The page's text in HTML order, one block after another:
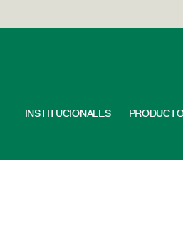
INSTITUCIONALES